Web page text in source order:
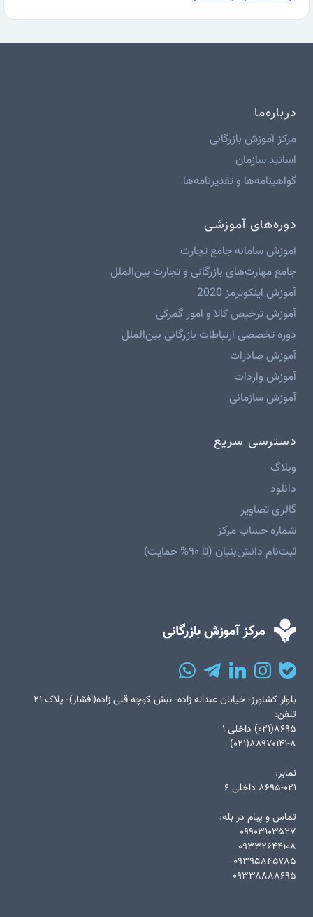
درباره‌ما
مرکز آموزش بازرگانی
اساتید سازمان
گواهینامه‌ها و تقدیرنامه‌ها
دوره‌های آموزشی
آموزش سامانه جامع تجارت
جامع مهارت‌های بازرگانی و تجارت بین‌الملل
آموزش اینکوترمز 2020
آموزش ترخیص کالا و امور گمرکی
دوره تخصصی ارتباطات بازرگانی بین‌الملل
آموزش صادرات
آموزش واردات
آموزش سازمانی
دسترسی سریع
وبلاگ
دانلود
گالری تصاویر
شماره حساب مرکز
ثبت‌نام دانش‌بنیان (تا ۹۰% حمایت)
بلوار کشاورز- خیابان عبداله زاده- نبش کوچه قلی زاده(افشار)- پلاک ۲۱
تلفن:
۸۶۹۵(۰۲۱) داخلی ۱
۸۸۹۷۰۱۴۱-۸(۰۲۱)
نمابر:
۸۶۹۵-۰۲۱ داخلی ۶
تماس و پیام در بله:
۰۹۹۰۳۱۰۳۵۲۷
۰۹۳۳۲۶۴۴۱۰۸
۰۹۳۹۵۸۴۵۷۸۵
۰۹۳۳۸۸۸۸۶۹۵